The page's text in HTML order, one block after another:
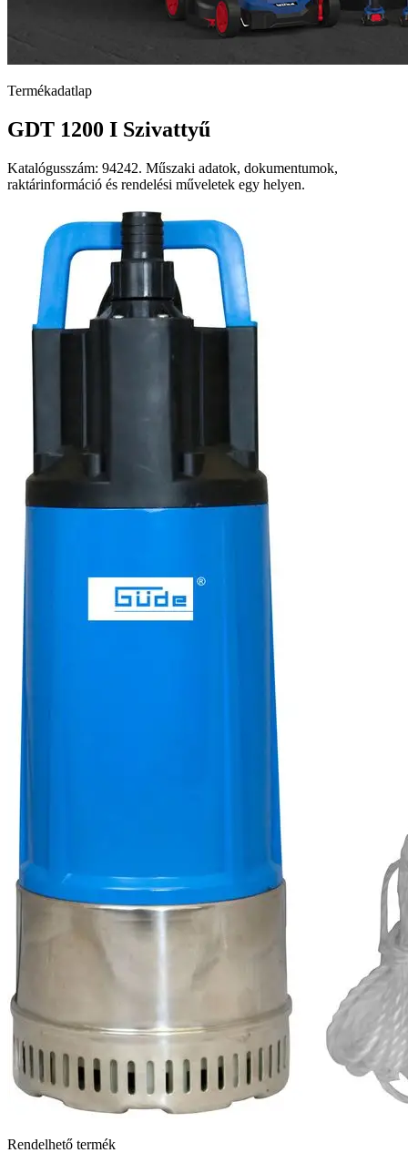
Termékadatlap
GDT 1200 I Szivattyű
Katalógusszám: 94242. Műszaki adatok, dokumentumok,
raktárinformáció és rendelési műveletek egy helyen.
Rendelhető termék